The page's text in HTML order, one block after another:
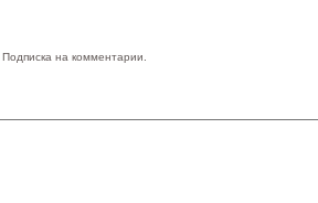
Подписка на комментарии.